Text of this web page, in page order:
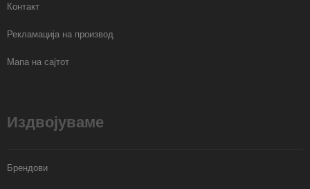
Контакт
Рекламација на производ
Мапа на сајтот
Издвојуваме
Брендови